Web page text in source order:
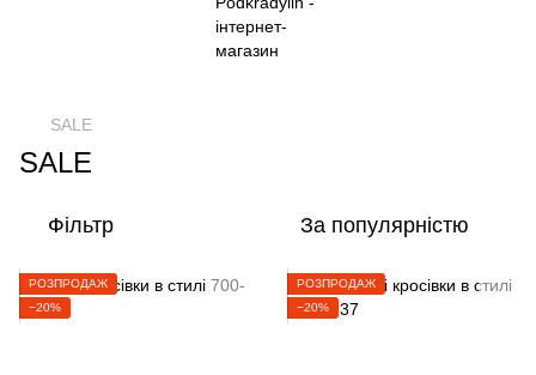
SALE
SALE
Фільтр За популярністю
РОЗПРОДАЖ
−20%
РОЗПРОДАЖ
−20%